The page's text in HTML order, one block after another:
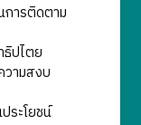
การติดตาม
ปไตย
วามสงบ
ระโยชน์